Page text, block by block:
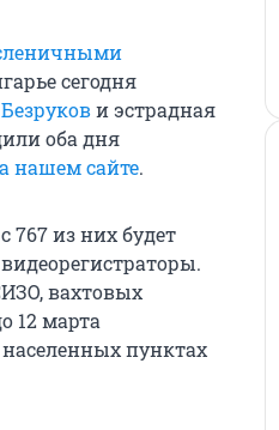
сегодня
и эстрадная
оба дня
нашем сайте.
767 из них будет
вахтовых
12 марта
пунктах